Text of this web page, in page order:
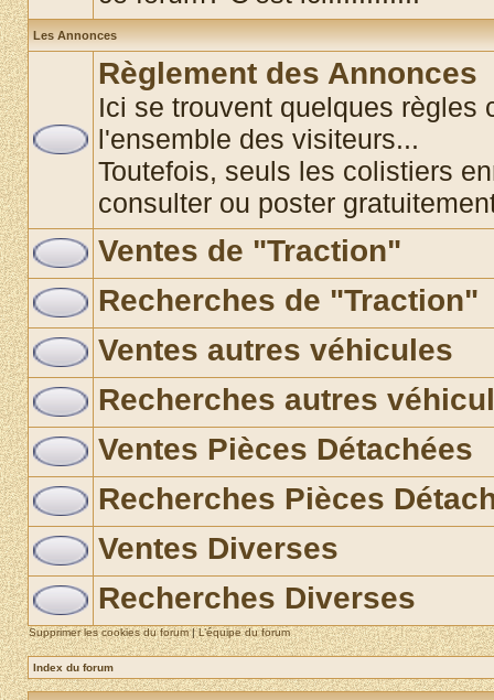
Les Annonces
Règlement des Annonces
Ici se trouvent quelques règles
l'ensemble des visiteurs...
Toutefois, seuls les colistiers
consulter ou poster
Ventes de "Traction"
Recherches de "Traction"
Ventes autres véhicules
Recherches autres
Ventes Pièces Détachées
Recherches Pièces
Ventes Diverses
Recherches Diverses
Supprimer les cookies du forum|L’équipe du forum
Index du forum